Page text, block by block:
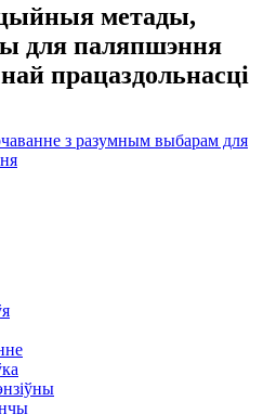
метады,
для паляпшэння
працаздольнасці
з разумным выбарам для